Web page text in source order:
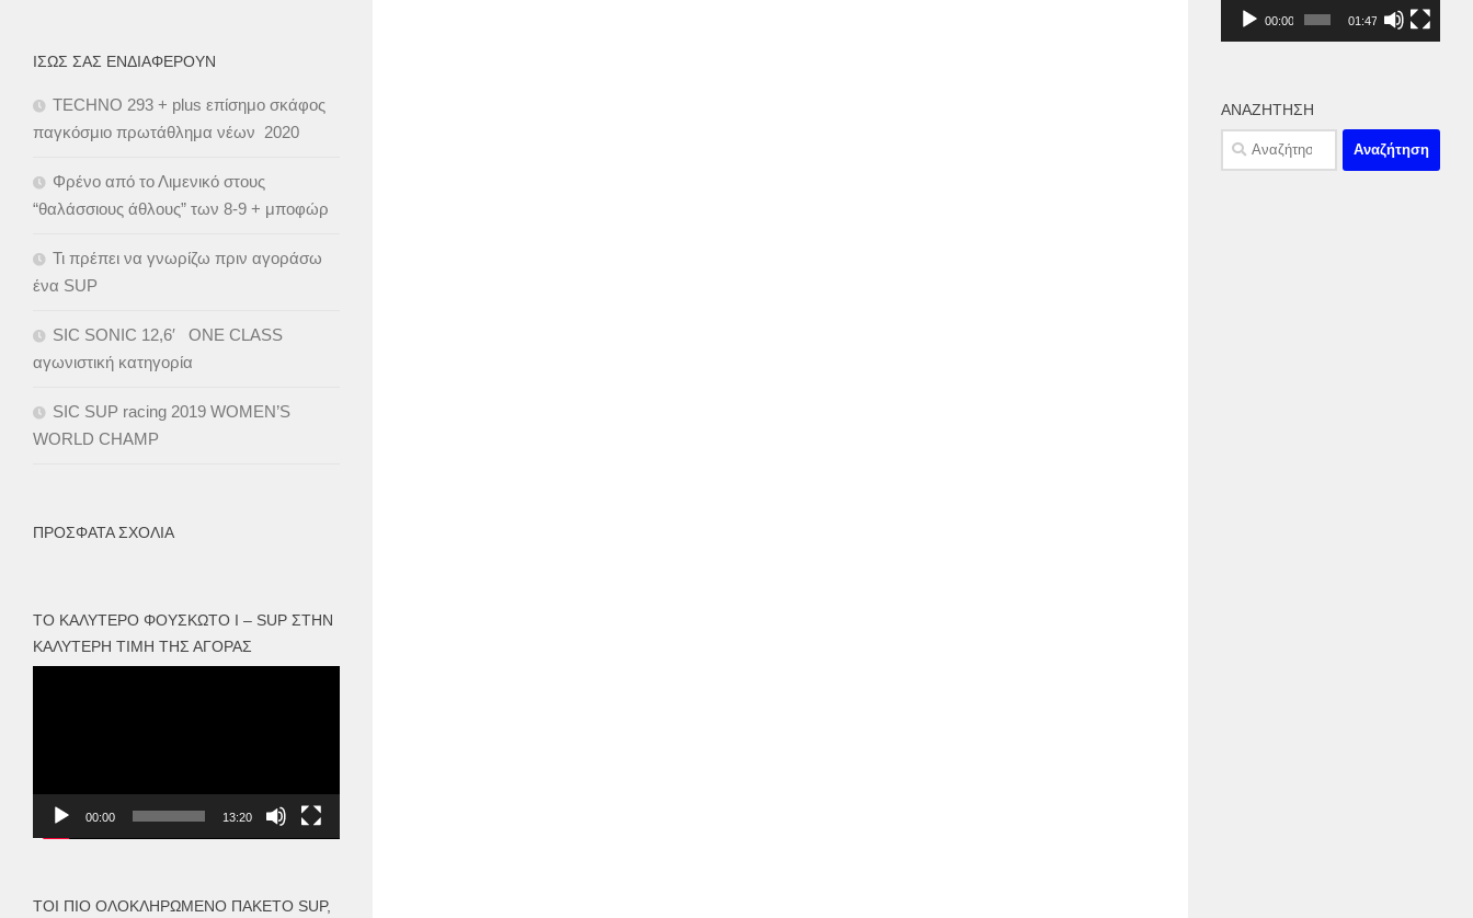
ΊΣΩΣ ΣΑΣ ΕΝΔΙΑΦΈΡΟΥΝ
TECHNO 293 + plus επίσημο σκάφος
παγκόσμιο πρωτάθλημα νέων 2020
Φρένο από το Λιμενικό στους
“θαλάσσιους άθλους” των 8-9 + μποφώρ
Τι πρέπει να γνωρίζω πριν αγοράσω
ένα SUP
SIC SONIC 12,6′ ONE CLASS
αγωνιστική κατηγορία
SIC SUP racing 2019 WOMEN’S
WORLD CHAMP
ΠΡΌΣΦΑΤΑ ΣΧΌΛΙΑ
ΤΟ ΚΑΛΎΤΕΡΟ ΦΟΥΣΚΩΤΟ I – SUP ΣΤΗΝ
ΚΑΛΎΤΕΡΗ ΤΙΜΉ ΤΗΣ ΑΓΟΡΆΣ
00:00 13:20
ΤΟΙ ΠΙΟ ΟΛΟΚΛΗΡΩΜΈΝΟ ΠΑΚΈΤΟ SUP,
00:00 01:47
ΑΝΑΖΉΤΗΣΗ
Αναζήτηση
για: